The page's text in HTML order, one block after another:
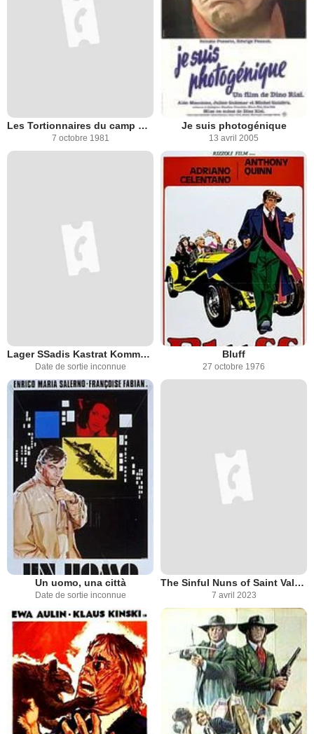
Les Tortionnaires du camp d'amour
7 octobre 1981
Je suis photogénique
13 avril 2005
Lager SSadis Kastrat Kommandantur
Date de sortie inconnue
Bluff
27 octobre 1976
Un uomo, una città
Date de sortie inconnue
The Sinful Nuns of Saint Valentine
7 avril 2023